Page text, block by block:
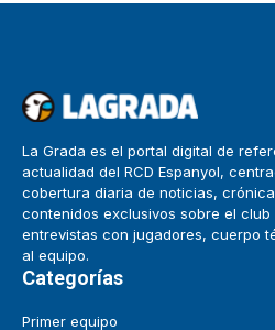
La Grada es el portal digital de
actualidad del RCD Espanyol,
cobertura diaria de noticias,
contenidos exclusivos sobre el
entrevistas con jugadores, cuerpo
al equipo.
Categorías
Primer equipo